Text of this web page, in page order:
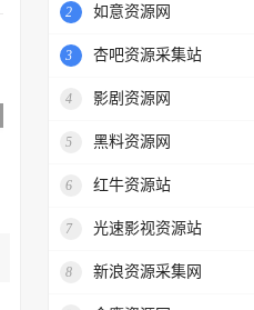
2 如意资源网
3 杏吧资源采集站
4 影剧资源网
5 黑料资源网
6 红牛资源站
7 光速影视资源站
8 新浪资源采集网